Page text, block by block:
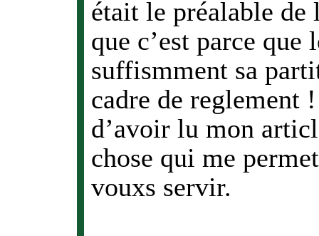
était le préalable de
que c’est parce
suffismment sa
cadre de reglement
d’avoir lu mon
chose qui me
vouxs servir.